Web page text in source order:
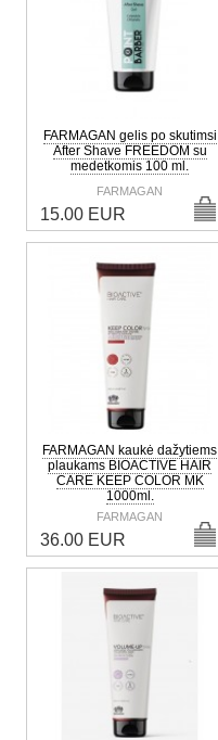
FARMAGAN gelis po skutimsi
After Shave FREEDOM su
medetkomis 100 ml.
FARMAGAN
15.00 EUR
FARMAGAN kaukė dažytiems
plaukams BIOACTIVE HAIR
CARE KEEP COLOR MK
1000ml.
FARMAGAN
36.00 EUR